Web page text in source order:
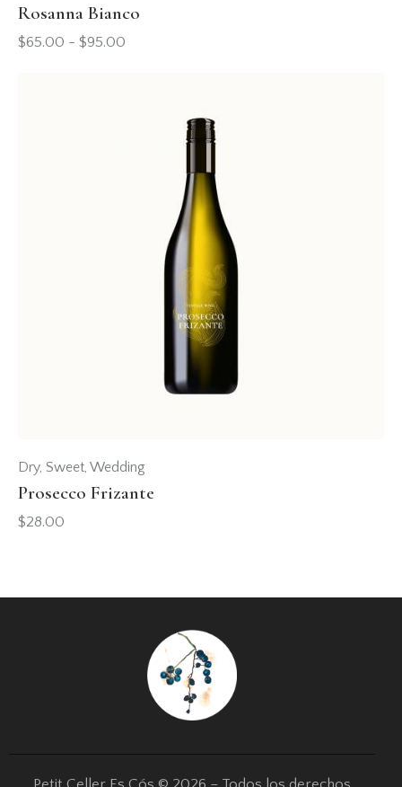
Rosanna Bianco
$65.00 - $95.00
Dry, Sweet, Wedding
Prosecco Frizante
$28.00